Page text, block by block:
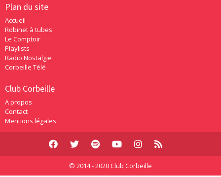
Plan du site
Accueil
Robinet à tubes
Le Comptoir
Playlists
Radio Nostalgie
Corbeille Télé
Club Corbeille
A propos
Contact
Mentions légales
© 2014 - 2020 Club Corbeille